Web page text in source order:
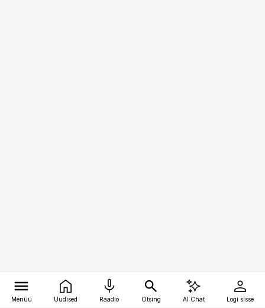
Menüü Uudised Raadio Otsing AI Chat Logi sisse